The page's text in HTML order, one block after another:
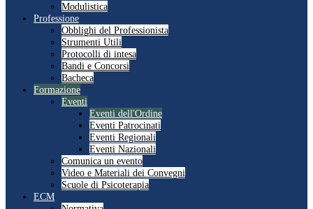
Modulistica
Professione
Obblighi del Professionista
Strumenti Utili
Protocolli di intesa
Bandi e Concorsi
Bacheca
Formazione
Eventi
Eventi dell'Ordine
Eventi Patrocinati
Eventi Regionali
Eventi Nazionali
Comunica un evento
Video e Materiali dei Convegni
Scuole di Psicoterapia
ECM